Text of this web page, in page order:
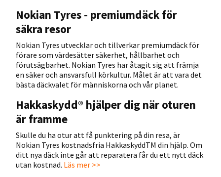
Nokian Tyres - premiumdäck för
säkra resor
Nokian Tyres utvecklar och tillverkar premiumdäck för
förare som värdesätter säkerhet, hållbarhet och
förutsägbarhet. Nokian Tyres har åtagit sig att främja
en säker och ansvarsfull körkultur. Målet är att vara det
bästa däckvalet för människorna och vår planet.
Hakkaskydd® hjälper dig när oturen
är framme
Skulle du ha otur att få punktering på din resa, är
Nokian Tyres kostnadsfria HakkaskyddTM din hjälp. Om
ditt nya däck inte går att reparatera får du ett nytt däck
utan kostnad. Läs mer >>